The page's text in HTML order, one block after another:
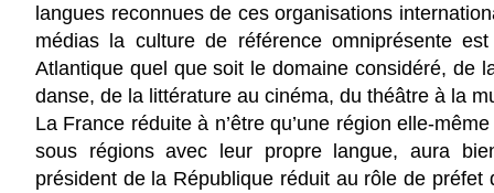
langues reconnues de ces organisations
médias la culture de référence omniprésente est
Atlantique quel que soit le domaine considéré, de
danse, de la littérature au cinéma, du théâtre à la
La France réduite à n’être qu’une région elle-
sous régions avec leur propre langue, aura
président de la République réduit au rôle de préfet